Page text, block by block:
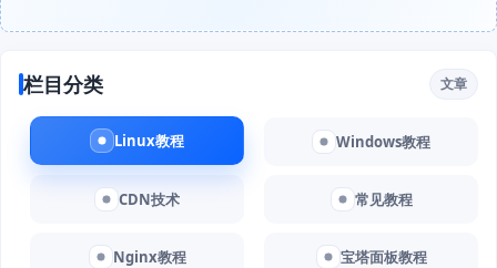
栏目分类 文章
Linux教程 Windows教程
CDN技术 常见教程
Nginx教程 宝塔面板教程